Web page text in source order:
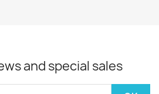
and special sales